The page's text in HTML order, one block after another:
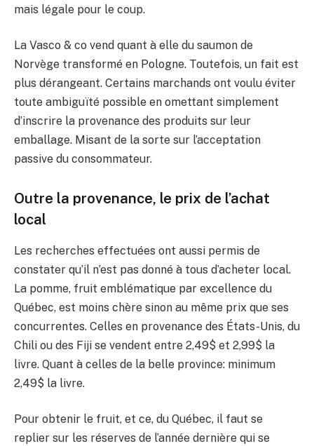
mais légale pour le coup.
La Vasco & co vend quant à elle du saumon de
Norvège transformé en Pologne. Toutefois, un fait est
plus dérangeant. Certains marchands ont voulu éviter
toute ambiguïté possible en omettant simplement
d’inscrire la provenance des produits sur leur
emballage. Misant de la sorte sur l’acceptation
passive du consommateur.
Outre la provenance, le prix de l’achat
local
Les recherches effectuées ont aussi permis de
constater qu’il n’est pas donné à tous d’acheter local.
La pomme, fruit emblématique par excellence du
Québec, est moins chère sinon au même prix que ses
concurrentes. Celles en provenance des États-Unis, du
Chili ou des Fiji se vendent entre 2,49$ et 2,99$ la
livre. Quant à celles de la belle province: minimum
2,49$ la livre.
Pour obtenir le fruit, et ce, du Québec, il faut se
replier sur les réserves de l’année dernière qui se